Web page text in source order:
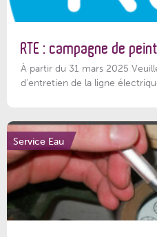
RTE : campagne de
À partir du 31 mars 2025
d'entretien de la ligne
Service Eau